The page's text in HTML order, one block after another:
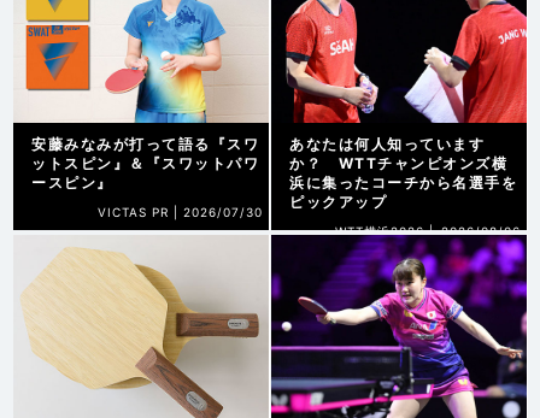
安藤みなみが打って語る『スワ
ットスピン』＆『スワットパワ
ースピン』
VICTAS PR | 2026/07/30
あなたは何人知っています
か？ WTTチャンピオンズ横
浜に集ったコーチから名選手を
ピックアップ
WTT横浜2026 | 2026/08/06